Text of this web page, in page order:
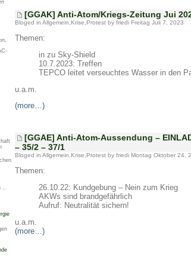
..
[GGAK] Anti-Atom/Kriegs-Zeitung Jui
Bloged in Allgemein Krise Protest by friedi Freitag Juli 7, 2023
Themen:
in zu Sky-Shield
10.7.2023: Treffen
TEPCO leitet verseuchtes Wasser in den
u.a.m.
(more…)
[GGAE] Anti-Atom-Aussendung –
– 35/2 – 37/1
Bloged in Allgemein Krise Protest by friedi Montag Oktober 24,
Themen:
26.10.22: Kundgebung – Nein zum Krieg
AKWs sind brandgefährlich
Aufruf: Neutralität sichern!
u.a.m.
(more…)